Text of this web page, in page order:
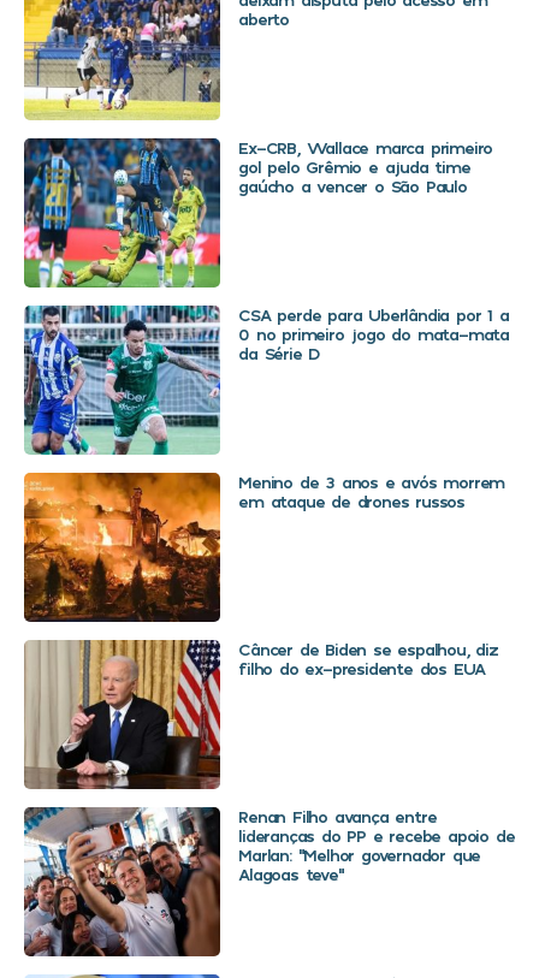
aberto
Ex-CRB, Wallace marca primeiro
gol pelo Grêmio e ajuda time
gaúcho a vencer o São Paulo
CSA perde para Uberlândia por 1 a
0 no primeiro jogo do mata-mata
da Série D
Menino de 3 anos e avós morrem
em ataque de drones russos
Câncer de Biden se espalhou, diz
filho do ex-presidente dos EUA
Renan Filho avança entre
lideranças do PP e recebe apoio de
Marlan: “Melhor governador que
Alagoas teve”